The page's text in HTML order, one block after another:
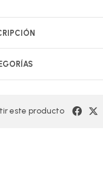
este producto